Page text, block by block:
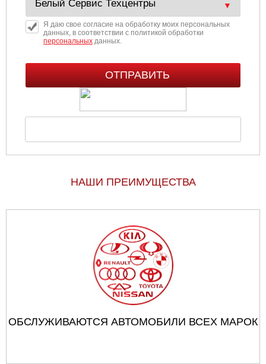
Я даю свое согласие на обработку моих персональных
данных, в соответствии с политикой обработки
персональныхданных.
НАШИ ПРЕИМУЩЕСТВА
ОБСЛУЖИВАЮТСЯ АВТОМОБИЛИ ВСЕХ МАРОК